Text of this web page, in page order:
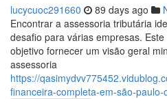
lucycuoc291660 89 days ago
Encontrar a assessoria tributária
desafio para várias empresas.
objetivo fornecer um visão geral
assessoria
https://
financeira-completa-em-são-